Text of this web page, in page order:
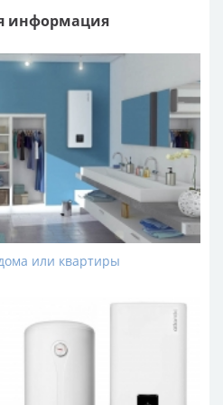
-
преимущества
из тонколистовой стали и
методом. Краска не изменяет
надежно защищая
факторов.
экологичная
позволяет дольше
защищает наружный корпус
защитное покрытие
циркония.
повышенной теплоотдаче
устойчив к негативному
в воде.
нивелирует негативное
коррозии, продлевая
информация
или квартиры